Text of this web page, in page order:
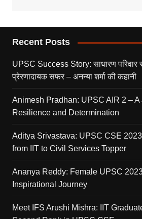
Recent Posts
UPSC Success Story: साधारण
प्रेरणादायक सफर – अनन्या शर्मा की कहानी
Animesh Pradhan: UPSC AIR 2 – A
Resilience and Determination
Aditya Srivastava: UPSC CSE
from IIT to Civil Services Topper
Ananya Reddy: Female UPSC
Inspirational Journey
Meet IFS Arushi Mishra: IIT